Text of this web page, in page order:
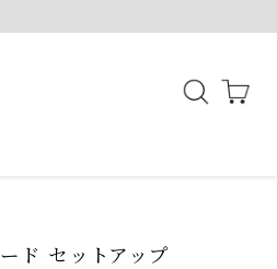
ド セットアップ